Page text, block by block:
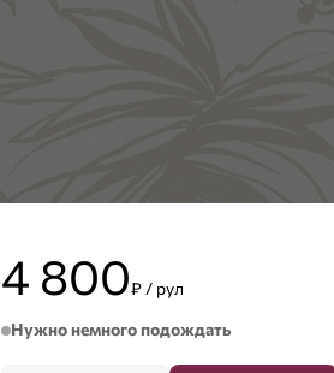
4 800₽ / рул
Нужно немного подождать